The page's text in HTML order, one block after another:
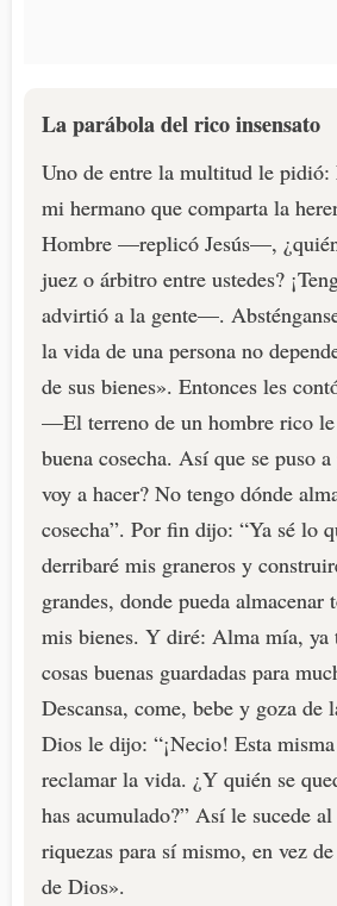
La parábola del rico insensato
Uno de entre la multitud le pidió:
mi hermano que comparta la
Hombre —replicó Jesús—,
juez o árbitro entre ustedes?
advirtió a la gente—.
la vida de una persona no
de sus bienes». Entonces les
—El terreno de un hombre rico
buena cosecha. Así que se puso
voy a hacer? No tengo dónde
cosecha”. Por fin dijo: “Ya sé lo
derribaré mis graneros y
grandes, donde pueda
mis bienes. Y diré: Alma mía, ya
cosas buenas guardadas para
Descansa, come, bebe y goza de
Dios le dijo: “¡Necio! Esta
reclamar la vida. ¿Y quién se
has acumulado?” Así le sucede
riquezas para sí mismo, en vez
de Dios».